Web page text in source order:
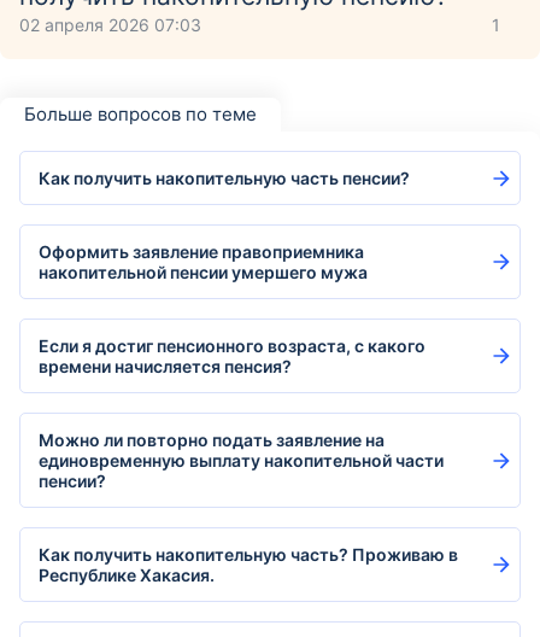
02 апреля 2026 07:03 1
Больше вопросов по теме
Как получить накопительную часть пенсии?
Оформить заявление правоприемника
накопительной пенсии умершего мужа
Если я достиг пенсионного возраста, с какого
времени начисляется пенсия?
Можно ли повторно подать заявление на
единовременную выплату накопительной части
пенсии?
Как получить накопительную часть? Проживаю в
Республике Хакасия.